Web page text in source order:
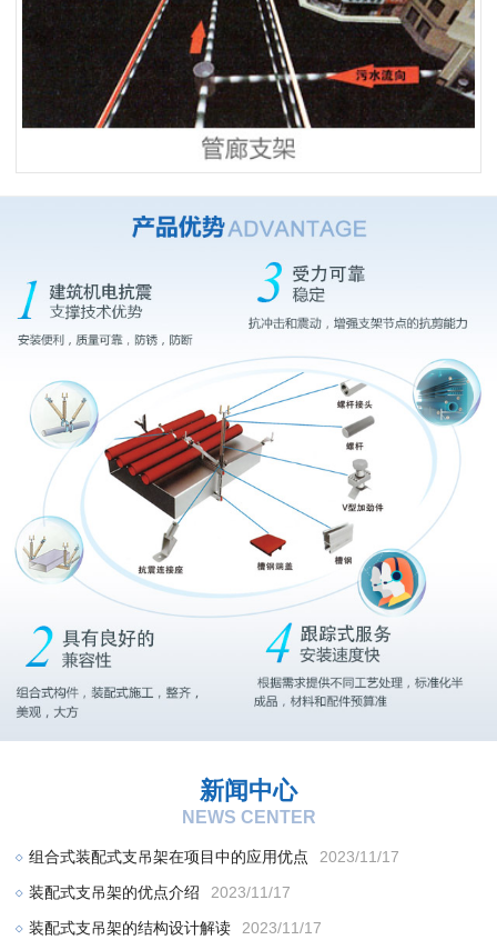
新闻中心
NEWS CENTER
组合式装配式支吊架在项目中的应用优点
2023/11/17
装配式支吊架的优点介绍
2023/11/17
装配式支吊架的结构设计解读
2023/11/17